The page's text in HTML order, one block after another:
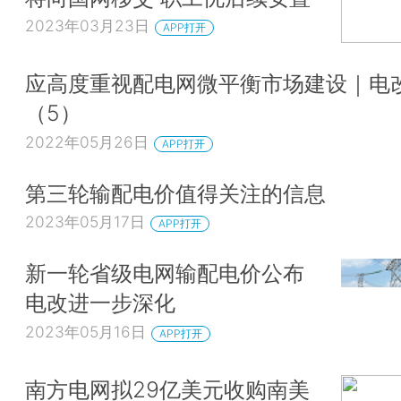
2023年03月23日 APP打开
应高度重视配电网微平衡市场建设｜电
（5）
2022年05月26日 APP打开
第三轮输配电价值得关注的信息
2023年05月17日 APP打开
新一轮省级电网输配电价公布
电改进一步深化
2023年05月16日 APP打开
南方电网拟29亿美元收购南美